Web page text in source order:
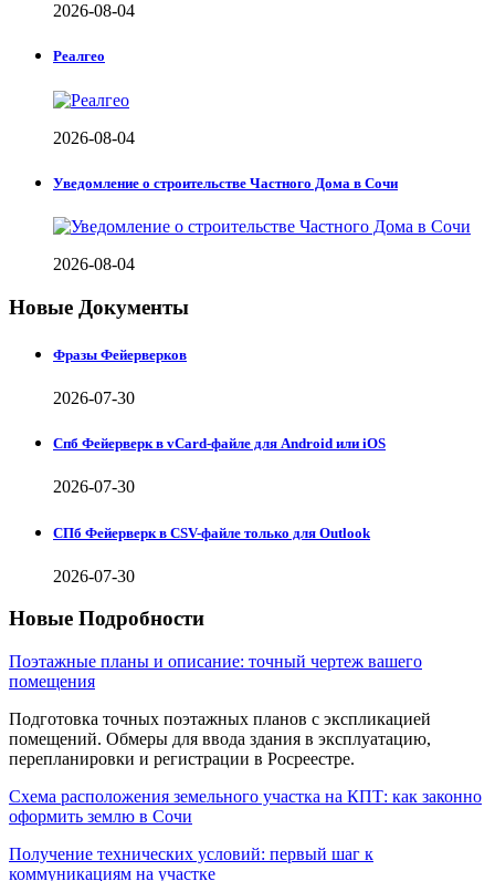
2026-08-04
Реалгео
2026-08-04
Уведомление о строительстве Частного Дома в Сочи
2026-08-04
Новые Документы
Фразы Фейерверков
2026-07-30
Спб Фейерверк в vCard-файле для Android или iOS
2026-07-30
СПб Фейерверк в CSV-файле только для Outlook
2026-07-30
Новые Подробности
Поэтажные планы и описание: точный чертеж вашего
помещения
Подготовка точных поэтажных планов с экспликацией
помещений. Обмеры для ввода здания в эксплуатацию,
перепланировки и регистрации в Росреестре.
Схема расположения земельного участка на КПТ: как законно
оформить землю в Сочи
Получение технических условий: первый шаг к
коммуникациям на участке